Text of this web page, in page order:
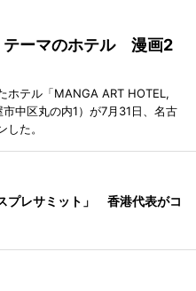
テーマのホテル 漫画2
ホテル「MANGA ART HOTEL,
中区丸の内1）が7月31日、名古
た。
プレサミット」 香港代表がコ